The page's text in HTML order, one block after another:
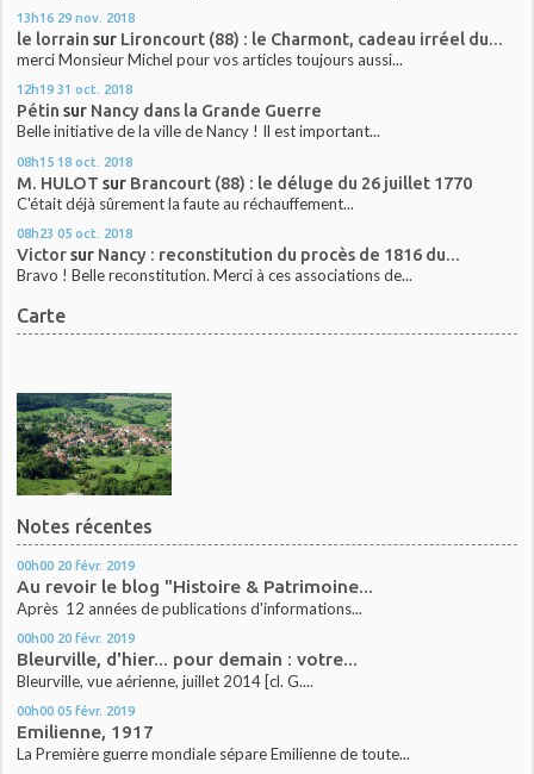
13h16 29 nov. 2018
le lorrain sur Lironcourt (88) : le Charmont, cadeau irréel du...
merci Monsieur Michel pour vos articles toujours aussi...
12h19 31 oct. 2018
Pétin sur Nancy dans la Grande Guerre
Belle initiative de la ville de Nancy ! Il est important...
08h15 18 oct. 2018
M. HULOT sur Brancourt (88) : le déluge du 26 juillet 1770
C'était déjà sûrement la faute au réchauffement...
08h23 05 oct. 2018
Victorsur Nancy : reconstitution du procès de 1816 du...
Bravo ! Belle reconstitution. Merci à ces associations de...
Carte
Notes récentes
00h00 20 févr. 2019
Au revoir le blog "Histoire & Patrimoine...
Après 12 années de publications d'informations...
00h00 20 févr. 2019
Bleurville, d'hier... pour demain : votre...
Bleurville, vue aérienne, juillet 2014 [cl. G....
00h00 05 févr. 2019
Emilienne, 1917
La Première guerre mondiale sépare Emilienne de toute...